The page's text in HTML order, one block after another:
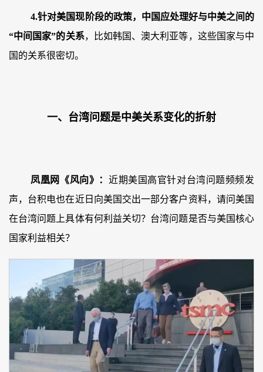
4.针对美国现阶段的政策，中国应处理好与中美之间的
“中间国家”的关系，比如韩国、澳大利亚等，这些国家与中
国的关系很密切。
一、台湾问题是中美关系变化的折射
凤凰网《风向》： 近期美国高官针对台湾问题频频发
声，台积电也在近日向美国交出一部分客户资料，请问美国
在台湾问题上具体有何利益关切？台湾问题是否与美国核心
国家利益相关？